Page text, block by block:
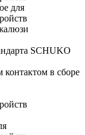
для
SCHUKO
контактом в сборе